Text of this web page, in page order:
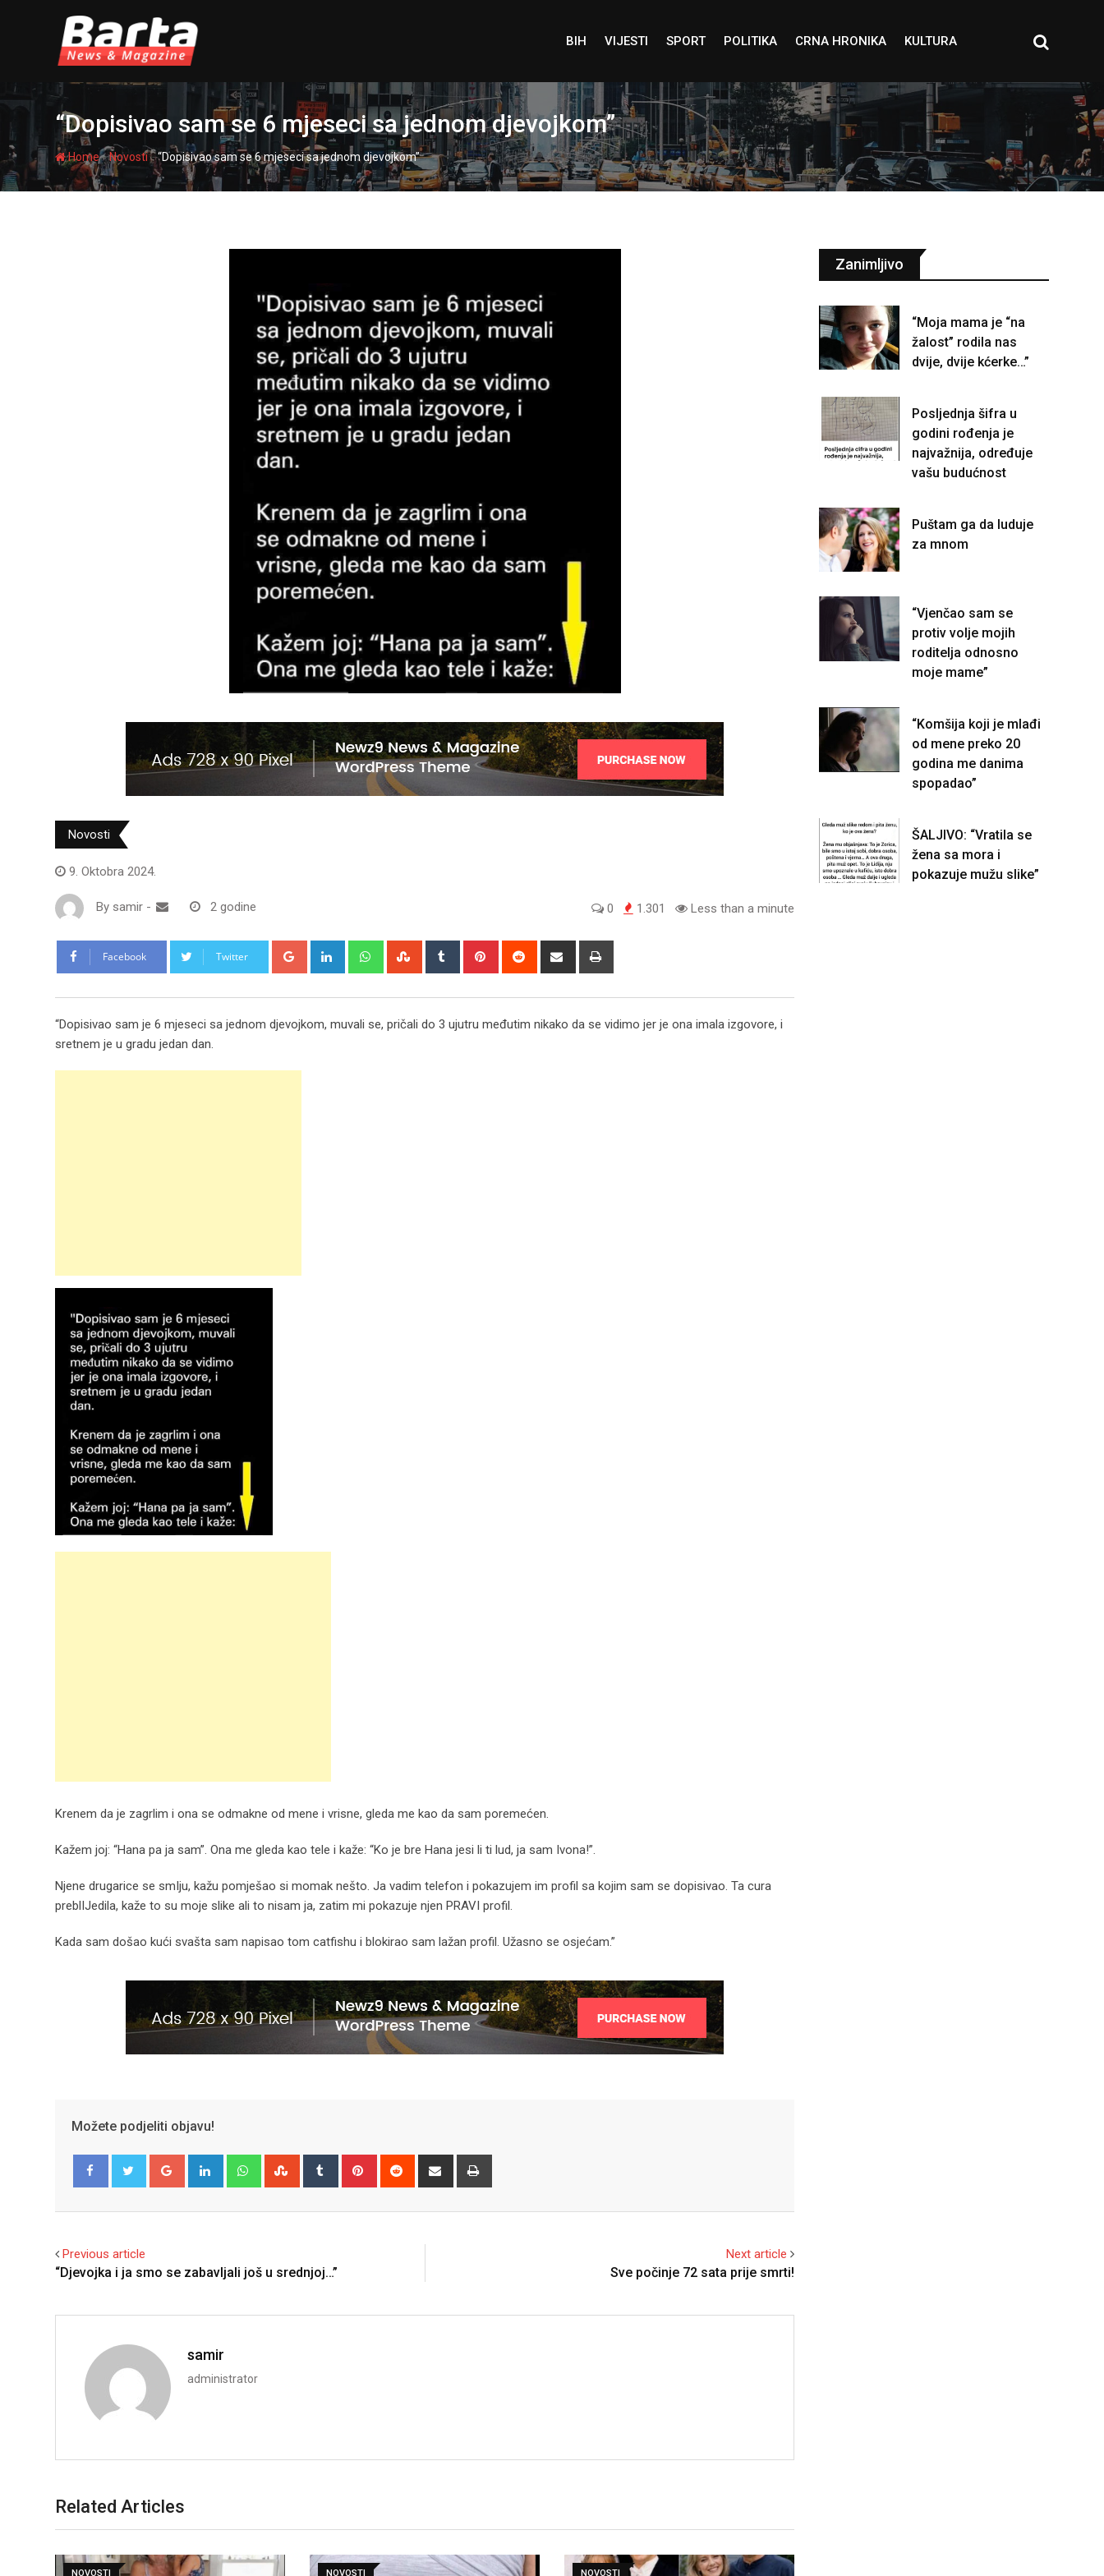
BIH VIJESTI SPORT POLITIKA CRNA HRONIKA KULTURA
“Dopisivao sam se 6 mjeseci sa jednom djevojkom”
Home-Novosti-“Dopisivao sam se 6 mjeseci sa jednom djevojkom”
Novosti
9. Oktobra 2024.
By samir - 2 godine 0 1.301 Less than a minute
Facebook Twitter Google+ LinkedIn WhatsappStumbleUpon
Tumblr Pinterest Reddit
Share
“Dopisivao sam je 6 mjeseci sa jednom djevojkom, muvali se, pričali do 3 ujutru međutim nikako da se vidimo jer je ona imala izgovore, i
sretnem je u gradu jedan dan.
Krenem da je zagrlim i ona se odmakne od mene i vrisne, gleda me kao da sam poremećen.
Kažem joj: “Hana pa ja sam”. Ona me gleda kao tele i kaže: “Ko je bre Hana jesi li ti lud, ja sam Ivona!”.
Njene drugarice se smIju, kažu pomješao si momak nešto. Ja vadim telefon i pokazujem im profil sa kojim sam se dopisivao. Ta cura
preblIJedila, kaže to su moje slike ali to nisam ja, zatim mi pokazuje njen PRAVI profil.
Kada sam došao kući svašta sam napisao tom catfishu i blokirao sam lažan profil. Užasno se osjećam.”
Možete podjeliti objavu!
Google+ LinkedIn WhatsappStumbleUpon
Tumblr Pinterest Reddit
Share
Previous article
“Djevojka i ja smo se zabavljali još u srednjoj…”
Next article
Sve počinje 72 sata prije smrti!
samir
administrator
Related Articles
NOVOSTI NOVOSTI NOVOSTI
Zanimljivo
“Moja mama je “na
žalost” rodila nas
dvije, dvije kćerke…”
Posljednja šifra u
godini rođenja je
najvažnija, određuje
vašu budućnost
Puštam ga da luduje
za mnom
“Vjenčao sam se
protiv volje mojih
roditelja odnosno
moje mame”
“Komšija koji je mlađi
od mene preko 20
godina me danima
spopadao”
ŠALJIVO: “Vratila se
žena sa mora i
pokazuje mužu slike”